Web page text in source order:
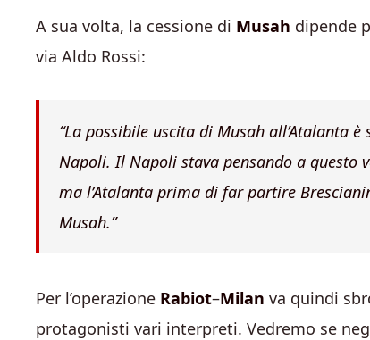
A sua volta, la cessione di Musah dipende
via Aldo Rossi:
“La possibile uscita di Musah all’Atalanta
Napoli. Il Napoli stava pensando a questo
ma l’Atalanta prima di far partire
Musah.”
Per l’operazione Rabiot–Milan va quindi
protagonisti vari interpreti. Vedremo se